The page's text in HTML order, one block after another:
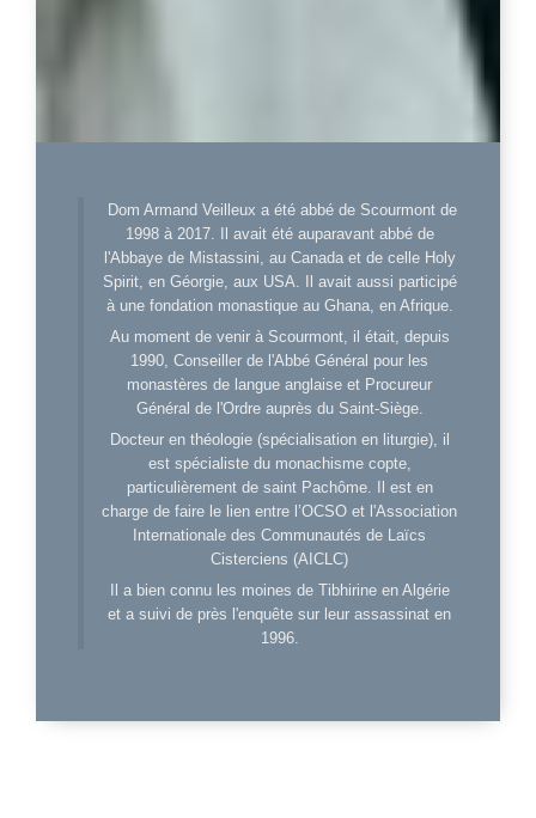
Dom Armand Veilleux a été abbé de Scourmont de
1998 à 2017. Il avait été auparavant abbé de
l'Abbaye de Mistassini, au Canada et de celle Holy
Spirit, en Géorgie, aux USA. Il avait aussi participé
à une fondation monastique au Ghana, en Afrique.
Au moment de venir à Scourmont, il était, depuis
1990, Conseiller de l'Abbé Général pour les
monastères de langue anglaise et Procureur
Général de l'Ordre auprès du Saint-Siège.
Docteur en théologie (spécialisation en liturgie), il
est spécialiste du monachisme copte,
particulièrement de saint Pachôme. Il est en
charge de faire le lien entre l’OCSO et l'Association
Internationale des Communautés de Laïcs
Cisterciens (AICLC)
Il a bien connu les moines de Tibhirine en Algérie
et a suivi de près l'enquête sur leur assassinat en
1996.